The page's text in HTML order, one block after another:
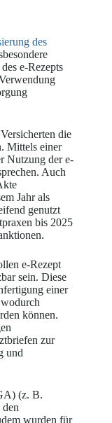
des
e-Rezepts
die
Mittels einer
Nutzung der e-
Auch
Jahr als
genutzt
bis 2025
e-Rezept
sein. Diese
einer
können.
zur
und
(z. B.
wurden für